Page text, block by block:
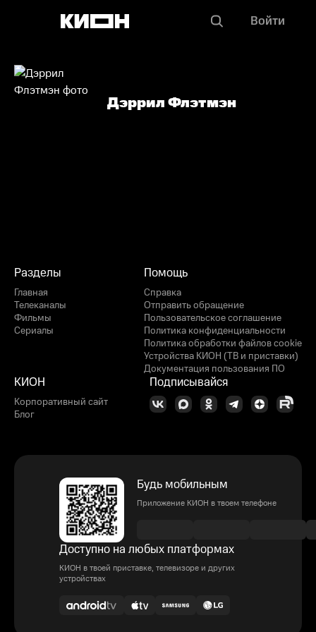
Войти
Дэррил Флэтмэн
Разделы
Главная
Телеканалы
Фильмы
Сериалы
Помощь
Справка
Отправить обращение
Пользовательское соглашение
Политика конфиденциальности
Политика обработки файлов cookie
Устройства КИОН (ТВ и приставки)
Документация пользования ПО
КИОН
Корпоративный сайт
Блог
Подписывайся
Будь мобильным
Приложение КИОН в твоем телефоне
Доступно на любых платформах
КИОН в твоей приставке, телевизоре и других
устройствах